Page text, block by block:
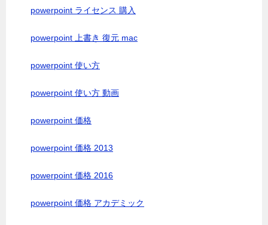
powerpoint ライセンス 購入
powerpoint 上書き 復元 mac
powerpoint 使い方
powerpoint 使い方 動画
powerpoint 価格
powerpoint 価格 2013
powerpoint 価格 2016
powerpoint 価格 アカデミック